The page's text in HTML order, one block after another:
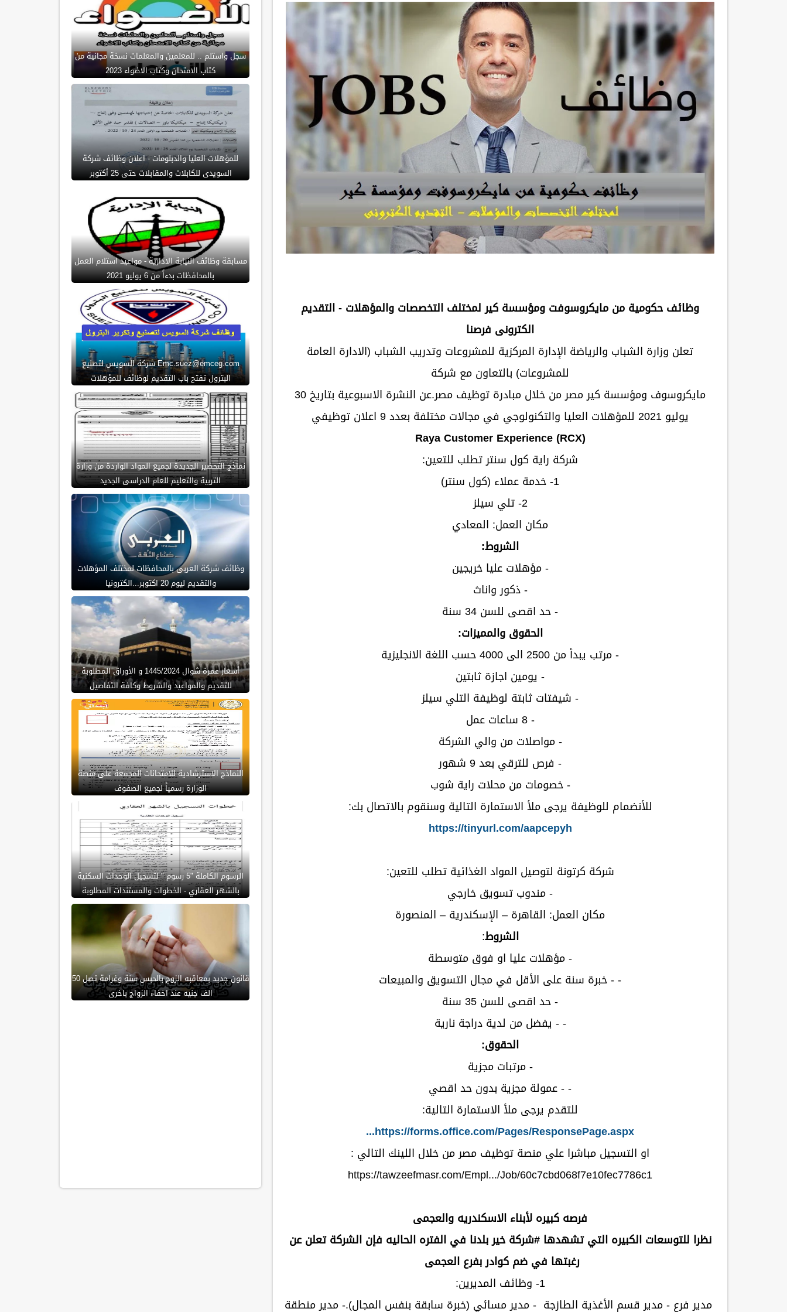
وظائف حكومية من مايكروسوفت ومؤسسة كير لمختلف التخصصات والمؤهلات - التقديم
الكترونى فرصنا
تعلن وزارة الشباب والرياضة الإدارة المركزية للمشروعات وتدريب الشباب (الادارة العامة
للمشروعات) بالتعاون مع شركة
مايكروسوف ومؤسسة كير مصر من خلال مبادرة توظيف مصر.عن النشرة الاسبوعية بتاريخ 30
يوليو 2021 للمؤهلات العليا والتكنولوجي في مجالات مختلفة بعدد 9 اعلان توظيفي
Raya Customer Experience (RCX)
شركة راية كول سنتر تطلب للتعين:
1- خدمة عملاء (كول سنتر)
2- تلي سيلز
مكان العمل: المعادي
الشروط:
- مؤهلات عليا خريجين
- ذكور واناث
- حد اقصى للسن 34 سنة
الحقوق والمميزات:
- مرتب يبدأ من 2500 الى 4000 حسب اللغة الانجليزية
- يومين اجازة ثابتين
- شيفتات ثابتة لوظيفة التلي سيلز
- 8 ساعات عمل
- مواصلات من والي الشركة
- فرص للترقي بعد 9 شهور
- خصومات من محلات راية شوب
للأنضمام للوظيفة يرجى ملأ الاستمارة التالية وسنقوم بالاتصال بك:
https://tinyurl.com/aapcepyh
شركة كرتونة لتوصيل المواد الغذائية تطلب للتعين:
- مندوب تسويق خارجي
مكان العمل: القاهرة – الإسكندرية – المنصورة
الشروط:
- مؤهلات عليا او فوق متوسطة
- - خبرة سنة على الأقل في مجال التسويق والمبيعات
- حد اقصى للسن 35 سنة
- - يفضل من لدية دراجة نارية
الحقوق:
- مرتبات مجزية
- - عمولة مجزية بدون حد اقصي
للتقدم يرجى ملأ الاستمارة التالية:
https://forms.office.com/Pages/ResponsePage.aspx...
او التسجيل مباشرا علي منصة توظيف مصر من خلال اللينك التالي :
https://tawzeefmasr.com/Empl.../Job/60c7cbd068f7e10fec7786c1
فرصه كبيره لأبناء الاسكندريه والعجمى
نظرا للتوسعات الكبيره التي تشهدها #شركة خير بلدنا في الفتره الحاليه فإن الشركة تعلن عن
رغبتها في ضم كوادر بفرع العجمى
1- وظائف المديرين:
مدير فرع - مدير قسم الأغذية الطازجة - مدير مسائي (خبرة سابقة بنفس المجال).- مدير منطقة
سجل واستلم .. للمعلمين والمعلمات نسخة مجانية من
كتاب الامتحان وكتاب الاضواء 2023
للمؤهلات العليا والدبلومات - اعلان وظائف شركة
السويدى للكابلات والمقابلات حتى 25 أكتوبر
مسابقة وظائف النيابة الادارية - مواعيد استلام العمل
بالمحافظات بدءاً من 6 يوليو 2021
Emc.suez@emceg.com شركة السويس لتصنيع
البترول تفتح باب التقديم لوظائف للمؤهلات
نماذج التحضير الجديدة لجميع المواد الواردة من وزارة
التربية والتعليم للعام الدراسى الجديد
وظائف شركة العربى بالمحافظات لمختلف المؤهلات
والتقديم ليوم 20 اكتوبر...الكترونيا
أسعار عمرة شوال 1445/2024 و الأوراق المطلوبة
للتقديم والمواعيد والشروط وكافة التفاصيل
النماذج الاسترشادية للامتحانات المجمعة على منصة
الوزارة رسمياً لجميع الصفوف
الرسوم الكاملة "5 رسوم " لتسجيل الوحدات السكنية
بالشهر العقاري - الخطوات والمستندات المطلوبة
قانون جديد بمعاقبه الزوج بالحبس سنة وغرامة تصل 50
الف جنيه عند اخفاء الزواج باخرى